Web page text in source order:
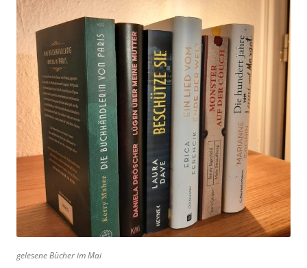
gelesene Bücher im Mai